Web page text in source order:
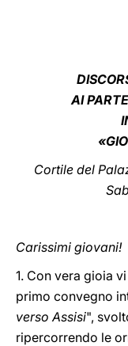
AI
Cortile del
Carissimi giovani!
1. Con vera gioia
primo convegno
verso Assisi",
ripercorrendo le